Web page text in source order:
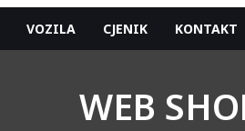
VOZILA CJENIK KONTAKT
WEB